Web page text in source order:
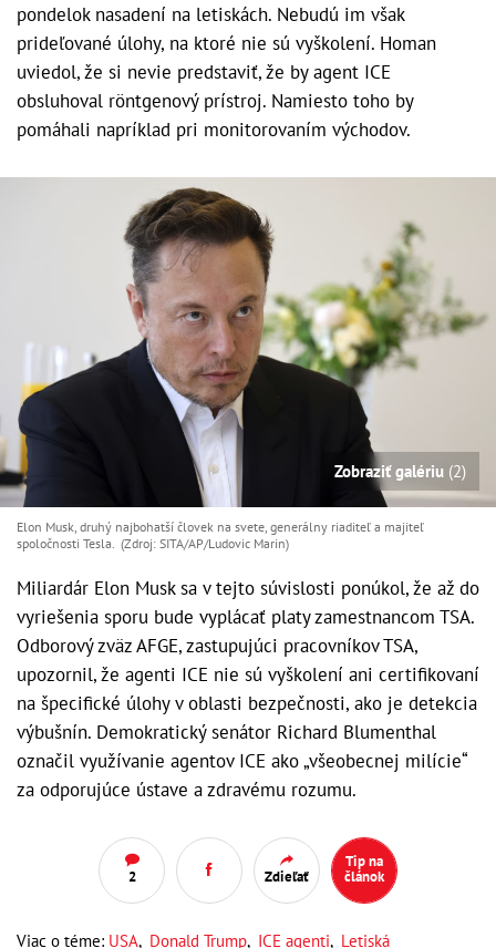
pondelok nasadení na letiskách. Nebudú im však
prideľované úlohy, na ktoré nie sú vyškolení. Homan
uviedol, že si nevie predstaviť, že by agent ICE
obsluhoval röntgenový prístroj. Namiesto toho by
pomáhali napríklad pri monitorovaním východov.
Zobraziť galériu (2)
Elon Musk, druhý najbohatší človek na svete, generálny riaditeľ a majiteľ
spoločnosti Tesla. (Zdroj: SITA/AP/Ludovic Marin)
Miliardár Elon Musk sa v tejto súvislosti ponúkol, že až do
vyriešenia sporu bude vyplácať platy zamestnancom TSA.
Odborový zväz AFGE, zastupujúci pracovníkov TSA,
upozornil, že agenti ICE nie sú vyškolení ani certifikovaní
na špecifické úlohy v oblasti bezpečnosti, ako je detekcia
výbušnín. Demokratický senátor Richard Blumenthal
označil využívanie agentov ICE ako „všeobecnej milície“
za odporujúce ústave a zdravému rozumu.
2 Zdieľať
Tip na
článok
Viac o téme: USA, Donald Trump, ICE agenti, Letiská